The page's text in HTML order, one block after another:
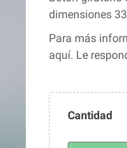
dimensiones
Para más
aquí. Le
Cantidad